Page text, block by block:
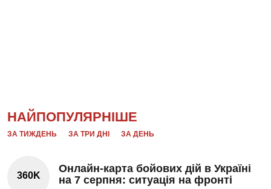
НАЙПОПУЛЯРНІШЕ
ЗА ТИЖДЕНЬ ЗА ТРИ ДНІ ЗА ДЕНЬ
360K
Онлайн-карта бойових дій в Україні
на 7 серпня: ситуація на фронті